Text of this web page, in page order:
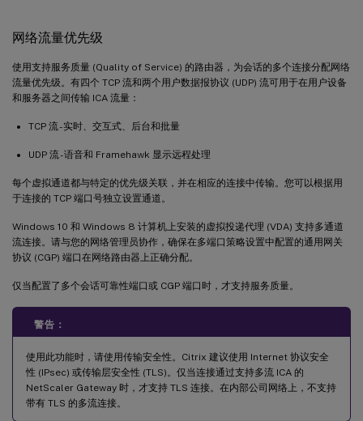
网络流量优先级
使用支持服务质量 (Quality of Service) 的路由器，为会话的多个连接分配网络
流量优先级。有四个 TCP 流和两个用户数据报协议 (UDP) 流可用于在用户设备
和服务器之间传输 ICA 流量：
TCP 流 - 实时、交互式、后台和批量
UDP 流 - 语音和 Framehawk 显示远程处理
每个虚拟通道都与特定的优先级关联，并在相应的连接中传输。您可以根据用
于连接的 TCP 端口号独立设置通道。
Windows 10 和 Windows 8 计算机上安装的虚拟投递代理 (VDA) 支持多通道
流连接。请与您的网络管理员协作，确保在多端口策略设置中配置的通用网关
协议 (CGP) 端口在网络路由器上正确分配。
仅当配置了多个会话可靠性端口或 CGP 端口时，才支持服务质量。
警告：
使用此功能时，请使用传输安全性。Citrix 建议使用 Internet 协议安全
性 (IPsec) 或传输层安全性 (TLS)。仅当连接通过支持多流 ICA 的
NetScaler Gateway 时，才支持 TLS 连接。在内部公司网络上，不支持
带有 TLS 的多流连接。